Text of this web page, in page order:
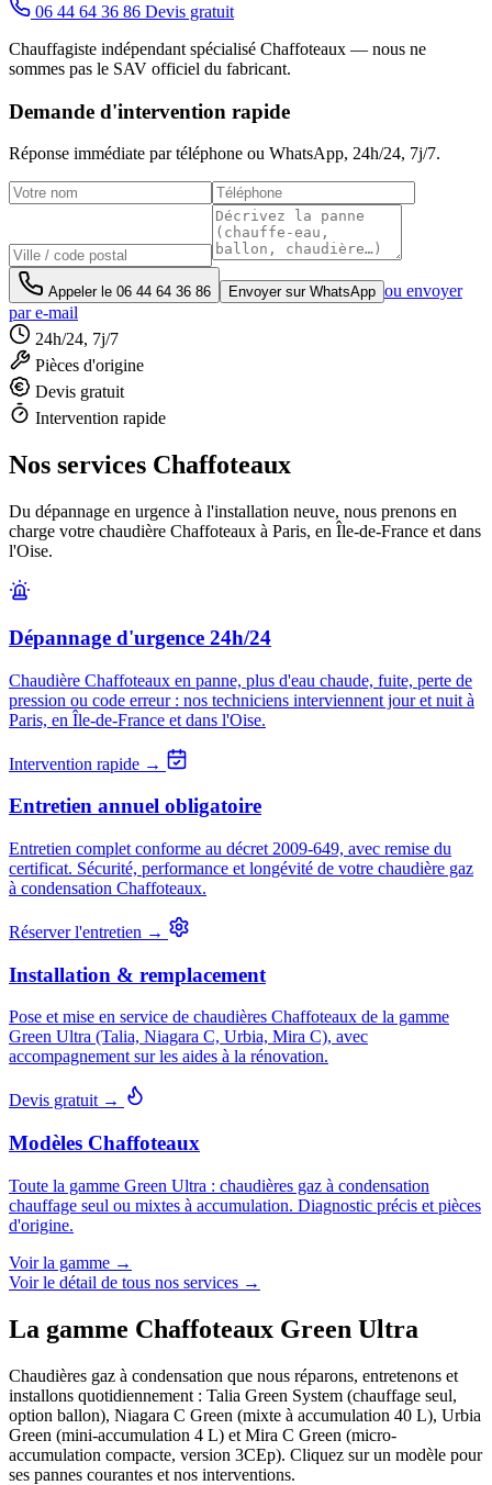
06 44 64 36 86 Devis gratuit
Chauffagiste indépendant spécialisé Chaffoteaux — nous ne
sommes pas le SAV officiel du fabricant.
Demande d'intervention rapide
Réponse immédiate par téléphone ou WhatsApp, 24h/24, 7j/7.
Appeler le 06 44 64 36 86 Envoyer sur WhatsApp ou envoyer
par e-mail
24h/24, 7j/7
Pièces d'origine
Devis gratuit
Intervention rapide
Nos services Chaffoteaux
Du dépannage en urgence à l'installation neuve, nous prenons en
charge votre chaudière Chaffoteaux à Paris, en Île-de-France et dans
l'Oise.
Dépannage d'urgence 24h/24
Chaudière Chaffoteaux en panne, plus d'eau chaude, fuite, perte de
pression ou code erreur : nos techniciens interviennent jour et nuit à
Paris, en Île-de-France et dans l'Oise.
Intervention rapide →
Entretien annuel obligatoire
Entretien complet conforme au décret 2009-649, avec remise du
certificat. Sécurité, performance et longévité de votre chaudière gaz
à condensation Chaffoteaux.
Réserver l'entretien →
Installation & remplacement
Pose et mise en service de chaudières Chaffoteaux de la gamme
Green Ultra (Talia, Niagara C, Urbia, Mira C), avec
accompagnement sur les aides à la rénovation.
Devis gratuit →
Modèles Chaffoteaux
Toute la gamme Green Ultra : chaudières gaz à condensation
chauffage seul ou mixtes à accumulation. Diagnostic précis et pièces
d'origine.
Voir la gamme →
Voir le détail de tous nos services →
La gamme Chaffoteaux Green Ultra
Chaudières gaz à condensation que nous réparons, entretenons et
installons quotidiennement : Talia Green System (chauffage seul,
option ballon), Niagara C Green (mixte à accumulation 40 L), Urbia
Green (mini-accumulation 4 L) et Mira C Green (micro-
accumulation compacte, version 3CEp). Cliquez sur un modèle pour
ses pannes courantes et nos interventions.